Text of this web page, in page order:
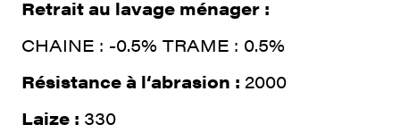
Retrait au lavage ménager :
CHAINE : -0.5% TRAME : 0.5%
Résistance à l‘abrasion : 2000
Laize : 330